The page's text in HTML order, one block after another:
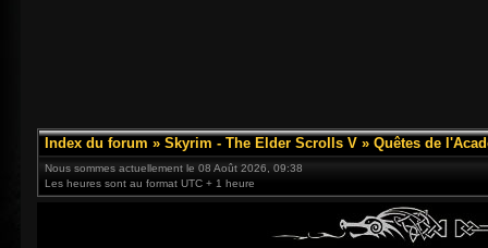
Index du forum » Skyrim - The Elder Scrolls V » Quêtes de
Nous sommes actuellement le 08 Août 2026, 09:38
Les heures sont au format UTC + 1 heure